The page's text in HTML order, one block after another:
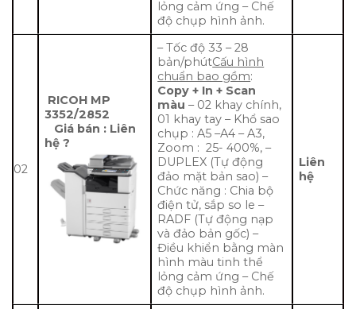
lỏng cảm ứng – Chế
độ chụp hình ảnh.
02
RICOH MP
3352/2852
Giá bán : Liên
hệ ?
– Tốc độ 33 – 28
bản/phútCấu hình
chuẩn bao gồm:
Copy + In + Scan
màu – 02 khay chính,
01 khay tay – Khổ sao
chụp : A5 –A4 – A3,
Zoom : 25- 400%, –
DUPLEX (Tự động
đảo mặt bản sao) –
Chức năng : Chia bộ
điện tử, sắp so le –
RADF (Tự động nạp
và đảo bản gốc) –
Điều khiển bằng màn
hình màu tinh thể
lỏng cảm ứng – Chế
độ chụp hình ảnh.
Liên
hệ